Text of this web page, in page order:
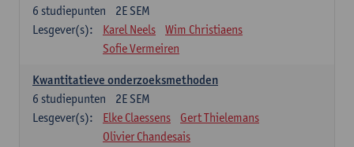
2E SEM
6 studiepunten
Lesgever(s):
Karel Neels
Wim Christiaens
Sofie Vermeiren
Kwantitatieve onderzoeksmethoden
2E SEM
6 studiepunten
Lesgever(s):
Elke Claessens
Gert Thielemans
Olivier Chandesais